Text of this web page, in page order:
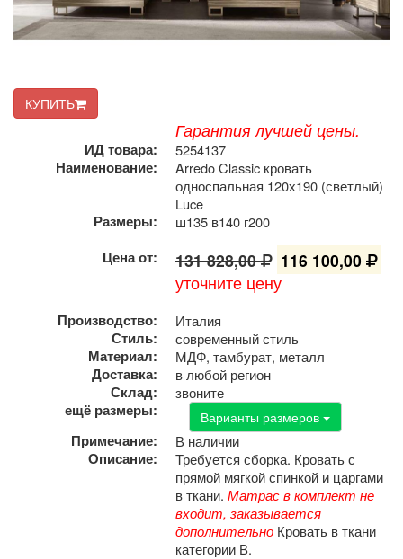
КУПИТЬ
Гарантия лучшей цены.
ИД товара:
5254137
Наименование:
Arredo Classic кровать
односпальная 120х190 (светлый)
Luce
Размеры:
ш135 в140 г200
Цена от:
131 828,00
116 100,00
уточните цену
Производство:
Италия
Стиль:
современный стиль
Материал:
МДФ, тамбурат, металл
Доставка:
в любой регион
Склад:
звоните
ещё размеры:
Варианты размеров
Примечание:
В наличии
Описание:
Требуется сборка. Кровать с
прямой мягкой спинкой и царгами
в ткани. Матрас в комплект не
входит, заказывается
дополнительно Кровать в ткани
категории В.